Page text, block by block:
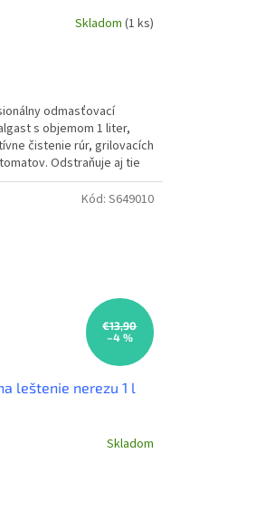
Skladom (1 ks)
odmasťovací
s objemom 1 liter,
čistenie rúr, grilovacích
Odstraňuje aj tie
€13,90
–4 %
leštenie nerezu 1 l
Skladom
Kód: S649010